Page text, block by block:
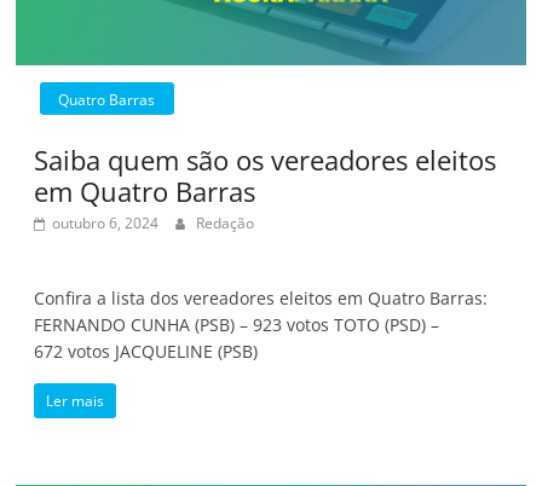
Quatro Barras
Saiba quem são os vereadores eleitos
em Quatro Barras
outubro 6, 2024 Redação
Confira a lista dos vereadores eleitos em Quatro Barras:
FERNANDO CUNHA (PSB) – 923 votos TOTO (PSD) –
672 votos JACQUELINE (PSB)
Ler mais